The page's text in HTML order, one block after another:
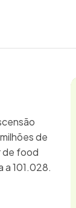
de
de food
a 101.028.